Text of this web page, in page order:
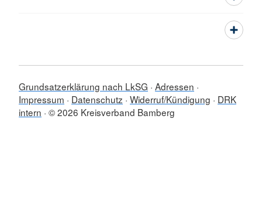
Grundsatzerklärung nach LkSG Adressen
Impressum
Datenschutz Widerruf/Kündigung
DRK
intern © 2026 Kreisverband Bamberg